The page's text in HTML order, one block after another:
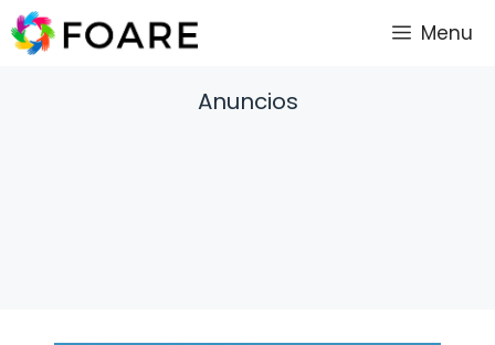
Saltar
al
Menu
Anuncios